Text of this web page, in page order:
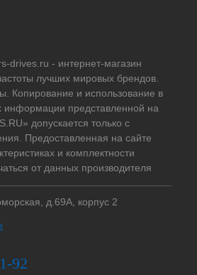
drives.ru - интернет-магазин
лучших мировых брендов.
Копирование и использование в
информации представленной на
допускается только с
Предоставленная на сайте
и комплектности
от данных производителя
д.69А, корпус 2
92